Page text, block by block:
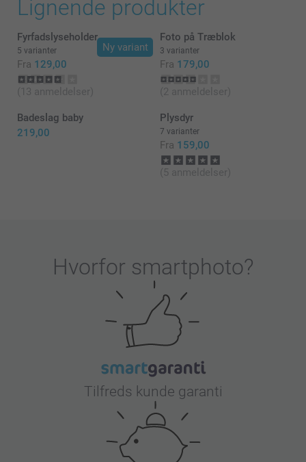
håber du får glæde af den i lang tid fremover.
Hav en fortsat god dag!
Venlig hilsen
Zeinab @smartphoto
Lignende produkter
Ny variant
Fyrfadslyseholder
5 varianter
Fra 129,00
(13 anmeldelser)
Foto på Træblok
3 varianter
Fra 179,00
(2 anmeldelser)
Badeslag baby
219,00
Plysdyr
7 varianter
Fra 159,00
(5 anmeldelser)
Hvorfor smartphoto?
Tilfreds kunde garanti